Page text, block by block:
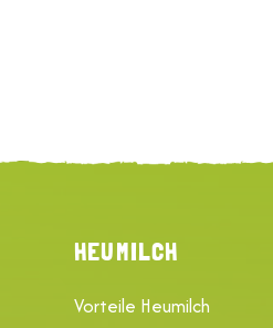
HEUMILCH
Vorteile Heumilch